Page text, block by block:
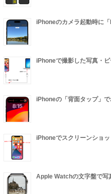
iPhoneのカメラ起動時に
iPhoneで撮影した写真・
iPhoneの「背面タップ」
iPhoneでスクリーンショ
Apple Watchの文字盤で写